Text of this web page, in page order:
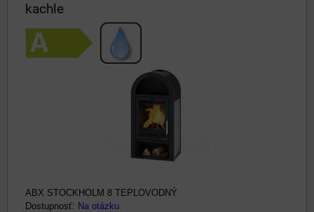
kachle
ABX STOCKHOLM 8 TEPLOVODNÝ
Dostupnosť: Na otázku